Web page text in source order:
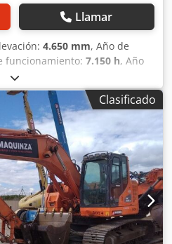
Llamar
4.650 mm, Año de
funcionamiento: 7.150 h, Año
vacío: 8.500 kg Ubicación:
Mini excavadora 2017
Doosan DX85R-3. Revisiones
Posibilidad de ver la
de gestión de
6.630 mm Alcance nivel
Anijf
Clasificado